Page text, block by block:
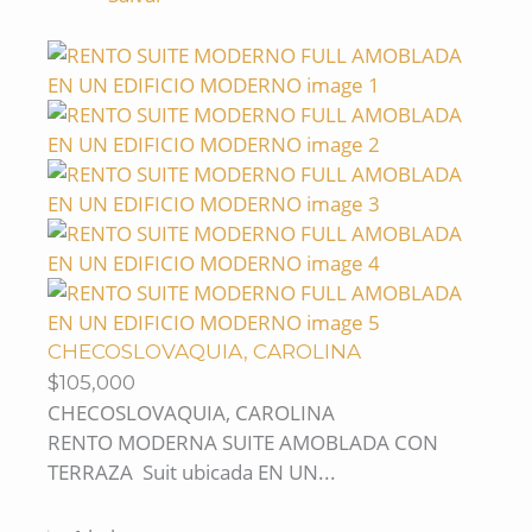
CHECOSLOVAQUIA, CAROLINA
$105,000
CHECOSLOVAQUIA, CAROLINA
RENTO MODERNA SUITE AMOBLADA CON
TERRAZA Suit ubicada EN UN...